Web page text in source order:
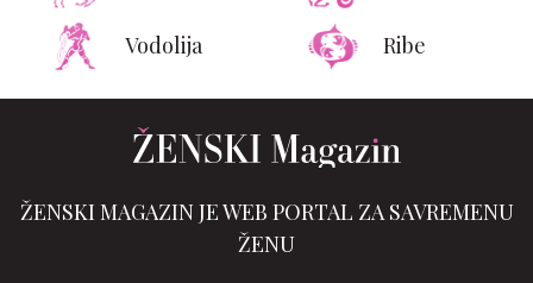
Vodolija Ribe
ŽENSKI MAGAZIN JE WEB PORTAL ZA SAVREMENU
ŽENU